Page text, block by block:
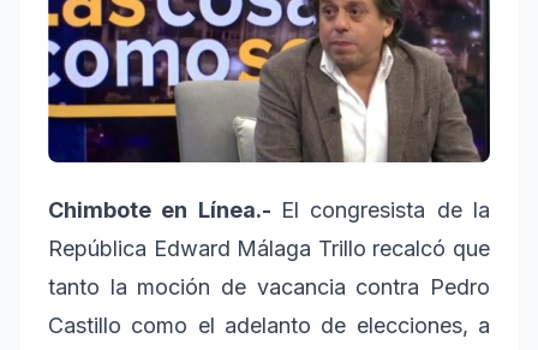
Chimbote en Línea.- El congresista de la
República Edward Málaga Trillo recalcó que
tanto la moción de vacancia contra Pedro
Castillo como el adelanto de elecciones, a